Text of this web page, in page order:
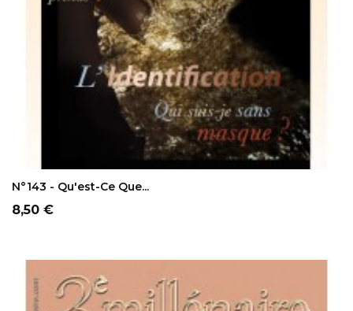
AJOUTER AU PANIER
N°143 - Qu'est-Ce Que...
Prix
8,50 €